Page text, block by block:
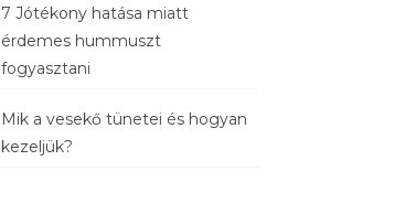
7 Jótékony hatása miatt
érdemes hummuszt
fogyasztani
Mik a vesekő tünetei és hogyan
kezeljük?